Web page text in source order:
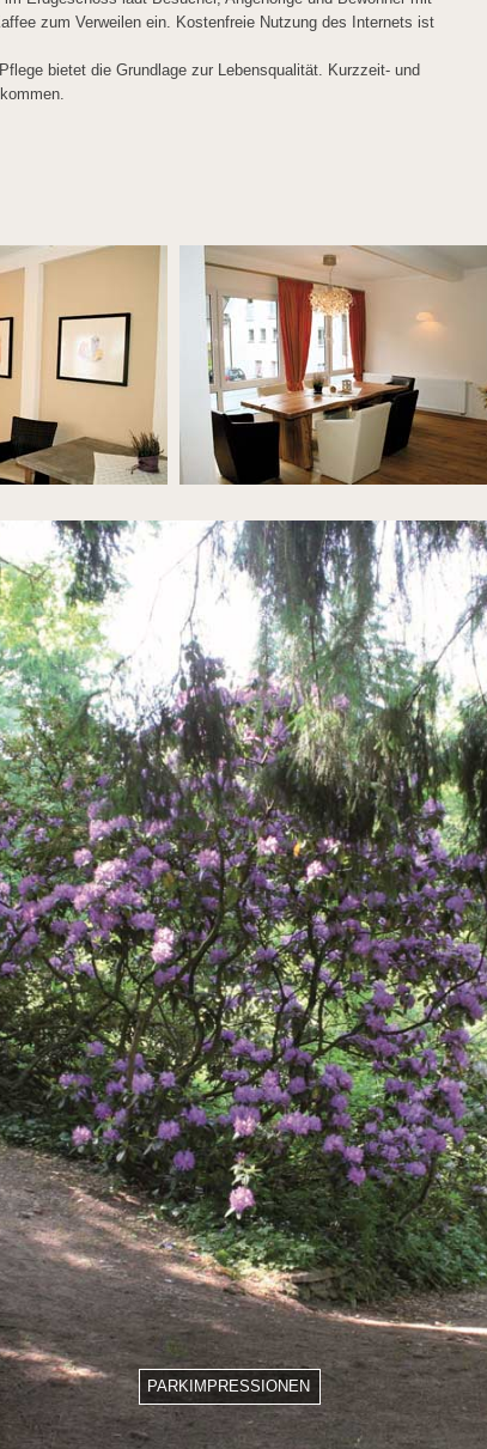
zum Verweilen ein. Kostenfreie Nutzung des Internets ist
bietet die Grundlage zur Lebensqualität. Kurzzeit- und
PARKIMPRESSIONEN